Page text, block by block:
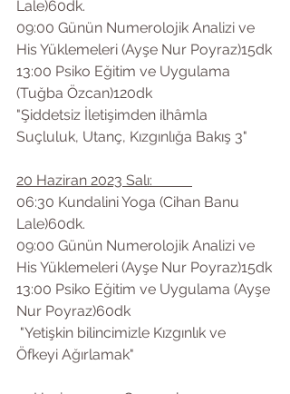
Lale)60dk.
09:00 Günün Numerolojik Analizi ve
His Yüklemeleri (Ayşe Nur Poyraz)15dk
13:00 Psiko Eğitim ve Uygulama
(Tuğba Özcan)120dk
"Şiddetsiz İletişimden ilhâmla
Suçluluk, Utanç, Kızgınlığa Bakış 3"
20 Haziran 2023 Salı:
06:30 Kundalini Yoga (Cihan Banu
Lale)60dk.
09:00 Günün Numerolojik Analizi ve
His Yüklemeleri (Ayşe Nur Poyraz)15dk
13:00 Psiko Eğitim ve Uygulama (Ayşe
Nur Poyraz)60dk
Öfkeyi Ağırlamak"